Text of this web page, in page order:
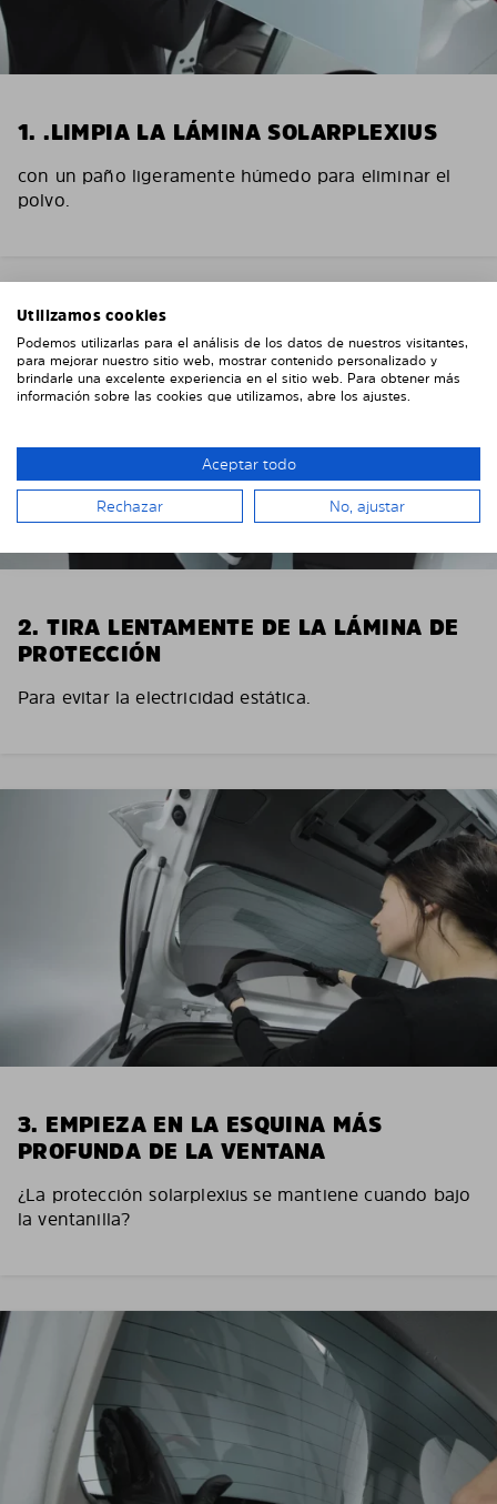
1. .LIMPIA LA LÁMINA SOLARPLEXIUS
con un paño ligeramente húmedo para eliminar el
polvo.
2. TIRA LENTAMENTE DE LA LÁMINA DE
PROTECCIÓN
Para evitar la electricidad estática.
3. EMPIEZA EN LA ESQUINA MÁS
PROFUNDA DE LA VENTANA
¿La protección solarplexius se mantiene cuando bajo
la ventanilla?
Utilizamos cookies
Podemos utilizarlas para el análisis de los datos de nuestros visitantes,
para mejorar nuestro sitio web, mostrar contenido personalizado y
brindarle una excelente experiencia en el sitio web. Para obtener más
información sobre las cookies que utilizamos, abre los ajustes.
Aceptar todo
Rechazar No, ajustar